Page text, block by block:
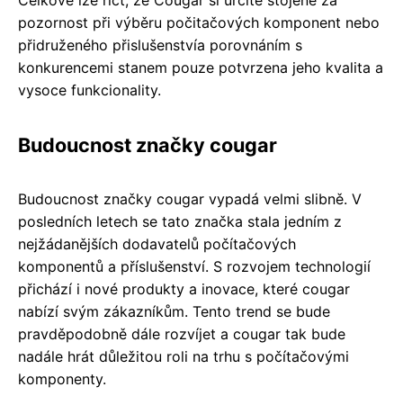
pozornost při výběru počitačových komponent nebo
přidruženého přislušenstvía porovnáním s
konkurencemi stanem pouze potvrzena jeho kvalita a
vysoce funkcionality.
Budoucnost značky cougar
Budoucnost značky cougar vypadá velmi slibně. V
posledních letech se tato značka stala jedním z
nejžádanějších dodavatelů počítačových
komponentů a příslušenství. S rozvojem technologií
přichází i nové produkty a inovace, které cougar
nabízí svým zákazníkům. Tento trend se bude
pravděpodobně dále rozvíjet a cougar tak bude
nadále hrát důležitou roli na trhu s počítačovými
komponenty.